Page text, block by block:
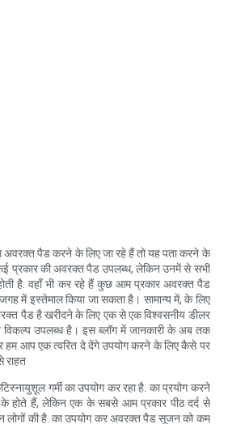
अवरक्त पैड करने के लिए जा रहे हैं तो यह पता करने के
प्रकार की अवरक्त पैड उपलब्ध, लेकिन उनमें से सभी
है. वहाँ भी कर रहे हैं कुछ आम प्रकार अवरक्त पैड
में इस्तेमाल किया जा सकता है। सामान्य में, के लिए
पैड है खरीदने के लिए एक से एक विश्वसनीय डीलर
विकल्प उपलब्ध है। इस ब्लॉग में जानकारी के अब तक
हम आप एक त्वरित दे देंगे उपयोग करने के लिए कैसे पर
राहत
गर्मी का उपयोग कर रहा है. का प्रयोग करने
होते हैं, लेकिन एक के सबसे आम प्रकार पीठ दर्द से
लोगों की है. का उपयोग कर अवरक्त पैड सूजन को कम